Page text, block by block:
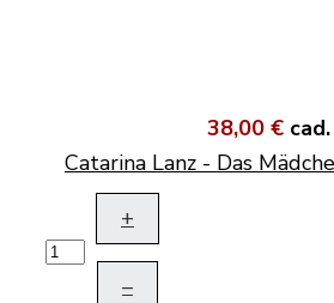
38,00 € cad.
Catarina Lanz - Das
+
–